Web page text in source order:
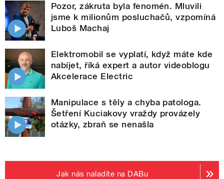
Pozor, zákruta byla fenomén. Mluvili
jsme k milionům posluchačů, vzpomíná
Luboš Machaj
Elektromobil se vyplatí, když máte kde
nabíjet, říká expert a autor videoblogu
Akcelerace Electric
Manipulace s těly a chyba patologa.
Šetření Kuciakovy vraždy provázely
otázky, zbraň se nenašla
Jak nás naladíte na DABu